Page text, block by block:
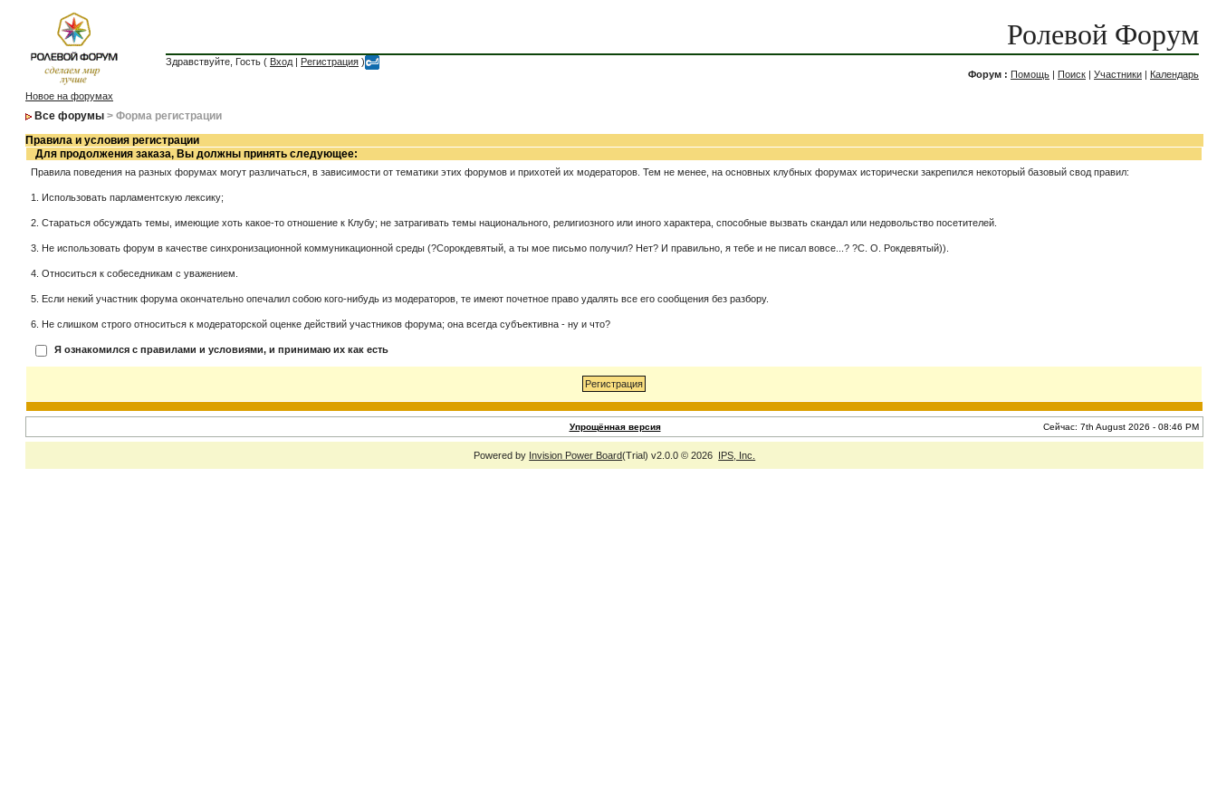
Ролевой Форум
Здравствуйте, Гость ( Вход | Регистрация )
Форум : Помощь | Поиск | Участники | Календарь
Новое на форумах
Все форумы > Форма регистрации
Правила и условия регистрации
Для продолжения заказа, Вы должны принять следующее:
Правила поведения на разных форумах могут различаться, в зависимости от тематики этих форумов и прихотей их модераторов. Тем не менее, на основных клубных форумах исторически закрепился некоторый базовый свод правил:
1. Использовать парламентскую лексику;
2. Стараться обсуждать темы, имеющие хоть какое-то отношение к Клубу; не затрагивать темы национального, религиозного или иного характера, способные вызвать скандал или недовольство посетителей.
3. Не использовать форум в качестве синхронизационной коммуникационной среды (?Сорокдевятый, а ты мое письмо получил? Нет? И правильно, я тебе и не писал вовсе...? ?С. О. Рокдевятый)).
4. Относиться к собеседникам с уважением.
5. Если некий участник форума окончательно опечалил собою кого-нибудь из модераторов, те имеют почетное право удалять все его сообщения без разбору.
6. Не слишком строго относиться к модераторской оценке действий участников форума; она всегда субъективна - ну и что?
Я ознакомился с правилами и условиями, и принимаю их как есть
Упрощённая версия Сейчас: 7th August 2026 - 08:46 PM
Powered by Invision Power Board(Trial) v2.0.0 © 2026 IPS, Inc.